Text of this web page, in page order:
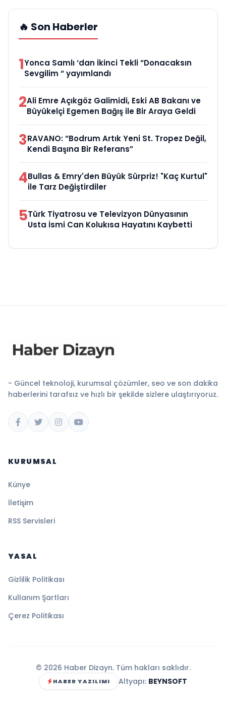
🔥 Son Haberler
1Yonca Samlı ‘dan İkinci Tekli “Donacaksın
Sevgilim “ yayımlandı
2Ali Emre Açıkgöz Galimidi, Eski AB Bakanı ve
Büyükelçi Egemen Bağış ile Bir Araya Geldi
3RAVANO: “Bodrum Artık Yeni St. Tropez Değil,
Kendi Başına Bir Referans”
4Bullas & Emry'den Büyük Sürpriz! "Kaç Kurtul"
ile Tarz Değiştirdiler
5Türk Tiyatrosu ve Televizyon Dünyasının
Usta İsmi Can Kolukısa Hayatını Kaybetti
- Güncel teknoloji, kurumsal çözümler, seo ve son dakika
haberlerini tarafsız ve hızlı bir şekilde sizlere ulaştırıyoruz.
KURUMSAL
Künye
İletişim
RSS Servisleri
YASAL
Gizlilik Politikası
Kullanım Şartları
Çerez Politikası
© 2026 Haber Dizayn. Tüm hakları saklıdır.
HABER YAZILIMI Altyapı: BEYNSOFT